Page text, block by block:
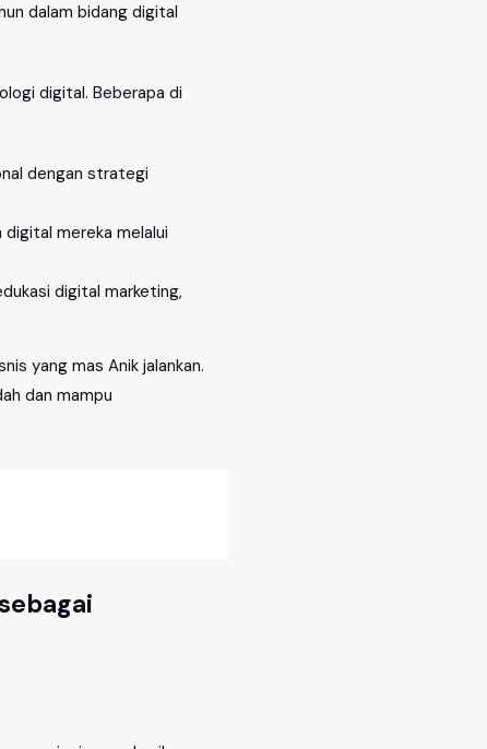
dalam bidang digital
digital. Beberapa di
dengan strategi
digital mereka melalui
digital marketing,
yang mas Anik jalankan.
dan mampu